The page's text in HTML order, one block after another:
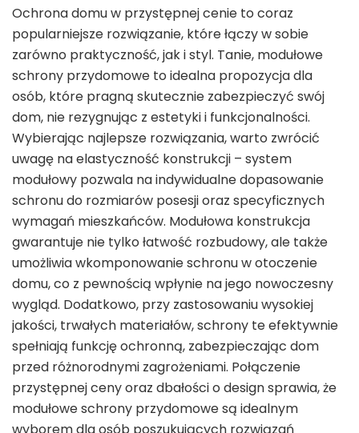
Ochrona domu w przystępnej cenie to coraz
popularniejsze rozwiązanie, które łączy w sobie
zarówno praktyczność, jak i styl. Tanie, modułowe
schrony przydomowe to idealna propozycja dla
osób, które pragną skutecznie zabezpieczyć swój
dom, nie rezygnując z estetyki i funkcjonalności.
Wybierając najlepsze rozwiązania, warto zwrócić
uwagę na elastyczność konstrukcji – system
modułowy pozwala na indywidualne dopasowanie
schronu do rozmiarów posesji oraz specyficznych
wymagań mieszkańców. Modułowa konstrukcja
gwarantuje nie tylko łatwość rozbudowy, ale także
umożliwia wkomponowanie schronu w otoczenie
domu, co z pewnością wpłynie na jego nowoczesny
wygląd. Dodatkowo, przy zastosowaniu wysokiej
jakości, trwałych materiałów, schrony te efektywnie
spełniają funkcję ochronną, zabezpieczając dom
przed różnorodnymi zagrożeniami. Połączenie
przystępnej ceny oraz dbałości o design sprawia, że
modułowe schrony przydomowe są idealnym